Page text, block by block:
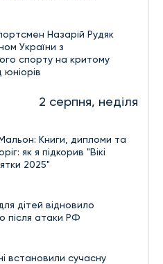
Назарій Рудяк
України з
спорту на критому
2 серпня, неділя
Книги, дипломи та
як я підкорив "Вікі
2025"
дітей відновило
після атаки РФ
встановили сучасну